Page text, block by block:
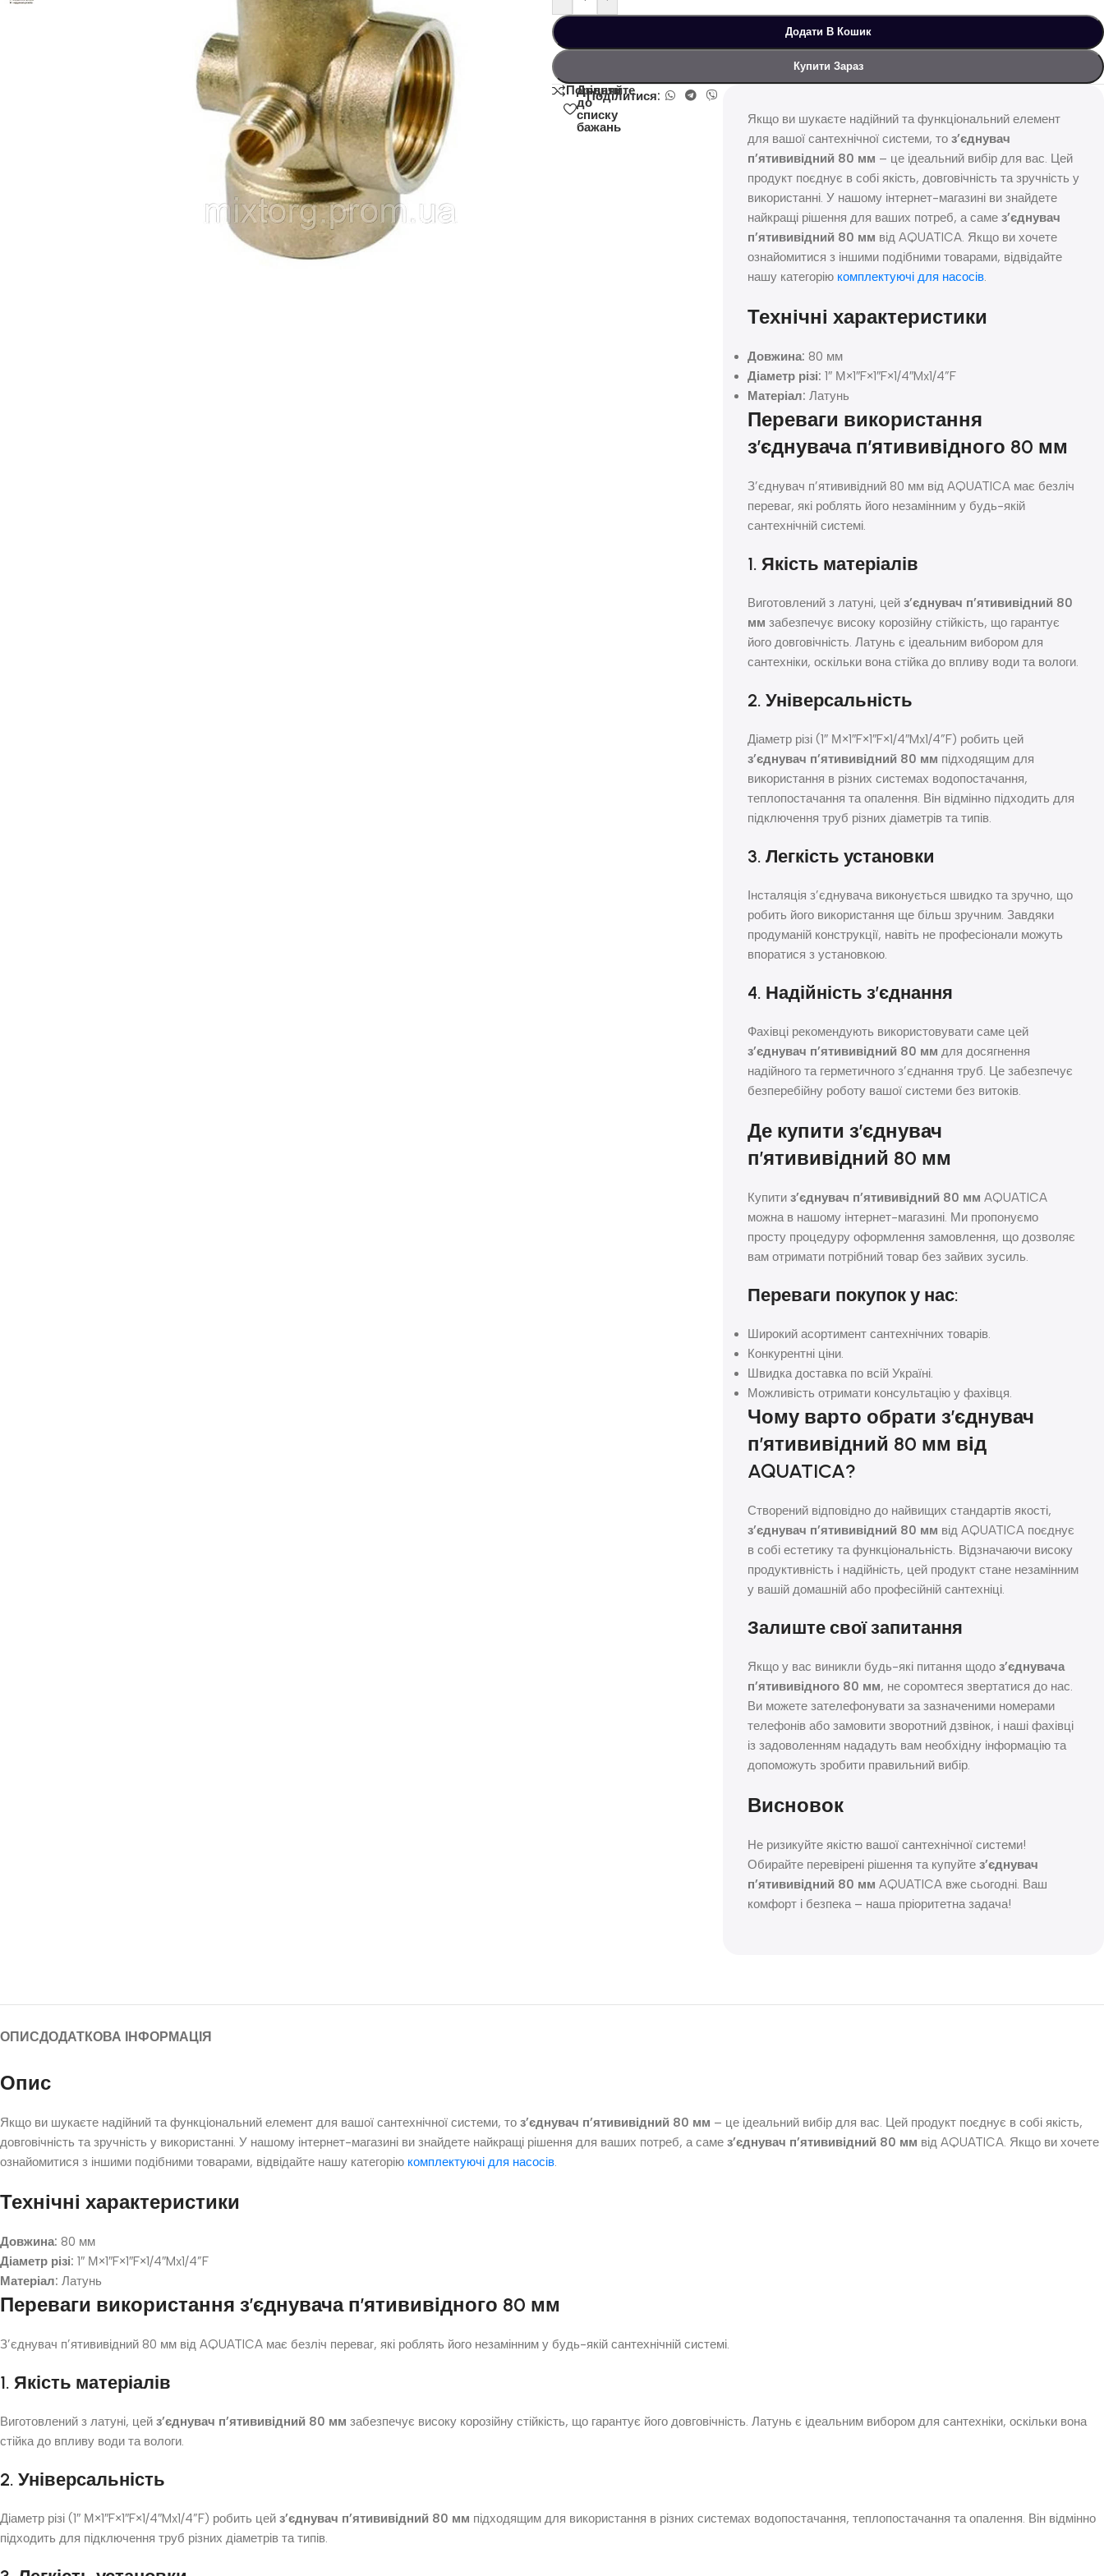
Додати В Кошик
Купити Зараз
Порівняйте
Додати
до
списку
бажань
Поділитися:
Якщо ви шукаєте надійний та функціональний елемент
для вашої сантехнічної системи, то з’єднувач
п’ятививідний 80 мм – це ідеальний вибір для вас. Цей
продукт поєднує в собі якість, довговічність та зручність у
використанні. У нашому інтернет-магазині ви знайдете
найкращі рішення для ваших потреб, а саме з’єднувач
п’ятививідний 80 мм від AQUATICA. Якщо ви хочете
ознайомитися з іншими подібними товарами, відвідайте
нашу категорію комплектуючі для насосів.
Технічні характеристики
Довжина: 80 мм
Діаметр різі: 1″ М×1″F×1″F×1/4″Mx1/4”F
Матеріал: Латунь
Переваги використання
з’єднувача п’ятививідного 80 мм
З’єднувач п’ятививідний 80 мм від AQUATICA має безліч
переваг, які роблять його незамінним у будь-якій
сантехнічній системі.
1. Якість матеріалів
Виготовлений з латуні, цей з’єднувач п’ятививідний 80
мм забезпечує високу корозійну стійкість, що гарантує
його довговічність. Латунь є ідеальним вибором для
сантехніки, оскільки вона стійка до впливу води та вологи.
2. Універсальність
Діаметр різі (1″ М×1″F×1″F×1/4″Mx1/4”F) робить цей
з’єднувач п’ятививідний 80 мм підходящим для
використання в різних системах водопостачання,
теплопостачання та опалення. Він відмінно підходить для
підключення труб різних діаметрів та типів.
3. Легкість установки
Інсталяція з’єднувача виконується швидко та зручно, що
робить його використання ще більш зручним. Завдяки
продуманій конструкції, навіть не професіонали можуть
впоратися з установкою.
4. Надійність з’єднання
Фахівці рекомендують використовувати саме цей
з’єднувач п’ятививідний 80 мм для досягнення
надійного та герметичного з’єднання труб. Це забезпечує
безперебійну роботу вашої системи без витоків.
Де купити з’єднувач
п’ятививідний 80 мм
Купити з’єднувач п’ятививідний 80 мм AQUATICA
можна в нашому інтернет-магазині. Ми пропонуємо
просту процедуру оформлення замовлення, що дозволяє
вам отримати потрібний товар без зайвих зусиль.
Переваги покупок у нас:
Широкий асортимент сантехнічних товарів.
Конкурентні ціни.
Швидка доставка по всій Україні.
Можливість отримати консультацію у фахівця.
Чому варто обрати з’єднувач
п’ятививідний 80 мм від
AQUATICA?
Створений відповідно до найвищих стандартів якості,
з’єднувач п’ятививідний 80 мм від AQUATICA поєднує
в собі естетику та функціональність. Відзначаючи високу
продуктивність і надійність, цей продукт стане незамінним
у вашій домашній або професійній сантехніці.
Залиште свої запитання
Якщо у вас виникли будь-які питання щодо з’єднувача
п’ятививідного 80 мм, не соромтеся звертатися до нас.
Ви можете зателефонувати за зазначеними номерами
телефонів або замовити зворотний дзвінок, і наші фахівці
із задоволенням нададуть вам необхідну інформацію та
допоможуть зробити правильний вибір.
Висновок
Не ризикуйте якістю вашої сантехнічної системи!
Обирайте перевірені рішення та купуйте з’єднувач
п’ятививідний 80 мм AQUATICA вже сьогодні. Ваш
комфорт і безпека – наша пріоритетна задача!
ОПИСДОДАТКОВА ІНФОРМАЦІЯ
Опис
Якщо ви шукаєте надійний та функціональний елемент для вашої сантехнічної системи, то з’єднувач п’ятививідний 80 мм – це ідеальний вибір для вас. Цей продукт поєднує в собі якість,
довговічність та зручність у використанні. У нашому інтернет-магазині ви знайдете найкращі рішення для ваших потреб, а саме з’єднувач п’ятививідний 80 мм від AQUATICA. Якщо ви хочете
ознайомитися з іншими подібними товарами, відвідайте нашу категорію комплектуючі для насосів
Технічні характеристики
Довжина: 80 мм
Діаметр різі: 1″ М×1″F×1″F×1/4″Mx1/4”F
Матеріал: Латунь
Переваги використання з’єднувача п’ятививідного 80 мм
З’єднувач п’ятививідний 80 мм від AQUATICA має безліч переваг, які роблять його незамінним у будь-якій сантехнічній системі.
1. Якість матеріалів
Виготовлений з латуні, цей з’єднувач п’ятививідний 80 мм забезпечує високу корозійну стійкість, що гарантує його довговічність. Латунь є ідеальним вибором для сантехніки, оскільки вона
стійка до впливу води та вологи.
2. Універсальність
Діаметр різі (1″ М×1″F×1″F×1/4″Mx1/4”F) робить цей з’єднувач п’ятививідний 80 мм підходящим для використання в різних системах водопостачання, теплопостачання та опалення. Він відмінно
підходить для підключення труб різних діаметрів та типів.